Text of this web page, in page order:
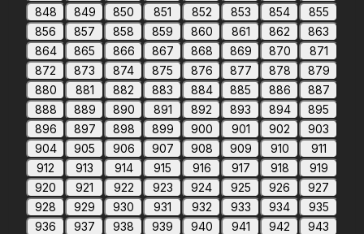
848
849 850 851 852 853 854
855
856
857 858 859 860 861 862
863
864
865 866 867 868 869 870
871
872
873 874 875 876 877 878
879
880
881 882 883 884 885 886
887
888
889 890 891 892 893 894
895
896
897 898 899 900 901 902
903
904
905 906 907 908 909 910
911
912
913 914 915 916 917 918
919
920
921 922 923 924 925 926
927
928
929 930 931 932 933 934
935
936
937 938 939 940 941 942
943